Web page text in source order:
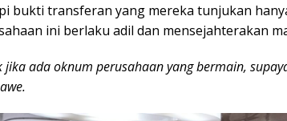
bukti transferan yang mereka tunjukan
ini berlaku adil dan mensejahterakan
jika ada oknum perusahaan yang bermain,